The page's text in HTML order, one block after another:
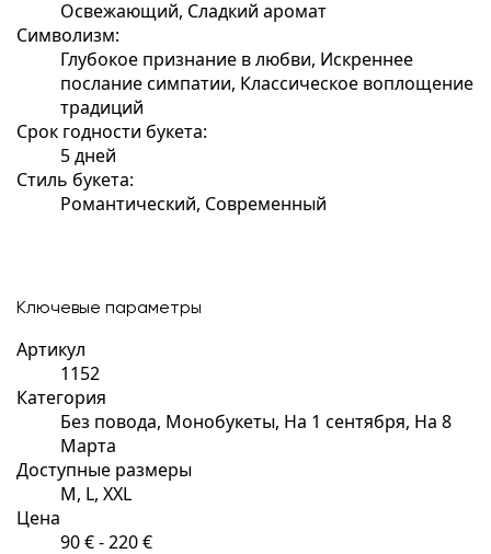
Освежающий, Сладкий аромат
Символизм:
Глубокое признание в любви, Искреннее
послание симпатии, Классическое воплощение
традиций
Срок годности букета:
5 дней
Стиль букета:
Романтический, Современный
Ключевые параметры
Артикул
1152
Категория
Без повода, Монобукеты, На 1 сентября, На 8
Марта
Доступные размеры
M, L, XXL
Цена
90 € - 220 €